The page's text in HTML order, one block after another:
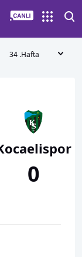
34 .Hafta
0